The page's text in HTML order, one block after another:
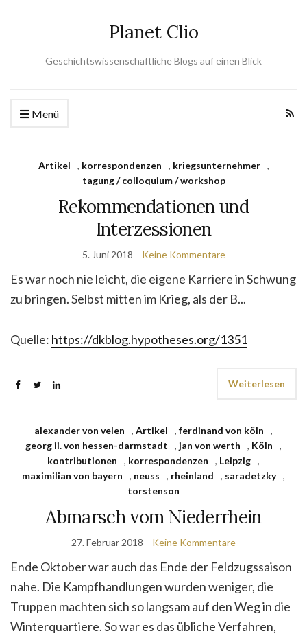
Planet Clio
Geschichtswissenschaftliche Blogs auf einen Blick
Menü
Artikel , korrespondenzen , kriegsunternehmer
,
tagung / colloquium / workshop
Rekommendationen und
Interzessionen
5. Juni 2018 Keine Kommentare
Es war noch nie leicht, die eigene Karriere in Schwung
zu bringen. Selbst mitten im Krieg, als der B...
Quelle: https://dkblog.hypotheses.org/1351
Weiterlesen
alexander von velen , Artikel , ferdinand von köln
,
georg ii. von hessen-darmstadt
, jan von werth , Köln
,
kontributionen
, korrespondenzen , Leipzig ,
maximilian von bayern
, neuss , rheinland , saradetzky ,
torstenson
Abmarsch vom Niederrhein
27. Februar 2018 Keine Kommentare
Ende Oktober war auch das Ende der Feldzugssaison
nahe. Die Kampfhandlungen wurden weniger, die
Truppen machten sich so langsam auf den Weg in die
Winterquartiere. So war es das übliche Verfahren,